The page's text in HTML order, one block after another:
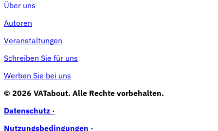
Unsere AutorenBeitragender werden
Über uns
Autoren
Veranstaltungen
Schreiben Sie für uns
Werben Sie bei uns
© 2026 VATabout. Alle Rechte vorbehalten.
Datenschutz ·
Nutzungsbedingungen ·